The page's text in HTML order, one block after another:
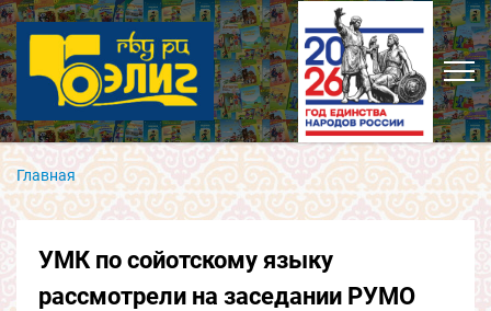
Главная
УМК по сойотскому языку
рассмотрели на заседании РУМО